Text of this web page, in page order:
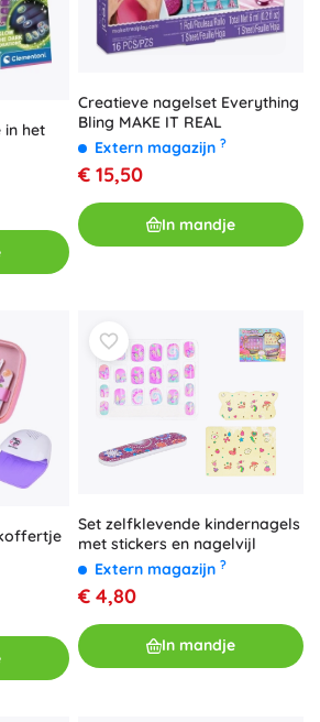
in het
Creatieve nagelset Everything
Bling MAKE IT REAL
Extern magazijn ?
€ 15,50
In mandje
Set zelfklevende kindernagels
met stickers en nagelvijl
Extern magazijn ?
€ 4,80
In mandje